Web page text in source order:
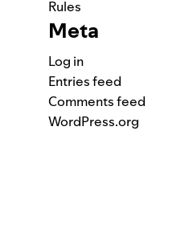
Rules
Meta
Log in
Entries feed
Comments feed
WordPress.org